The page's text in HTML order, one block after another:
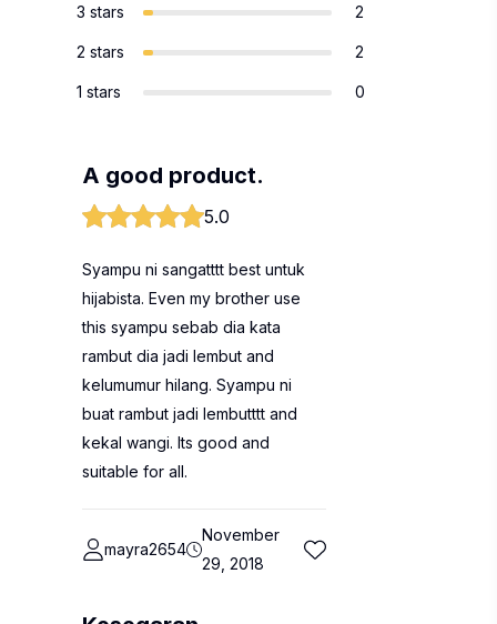
3 stars 2
2 stars 2
1 stars 0
A good product.
5.0
Syampu ni sangatttt best untuk
hijabista. Even my brother use
this syampu sebab dia kata
rambut dia jadi lembut and
kelumumur hilang. Syampu ni
buat rambut jadi lembutttt and
kekal wangi. Its good and
suitable for all.
mayra2654
November
29, 2018